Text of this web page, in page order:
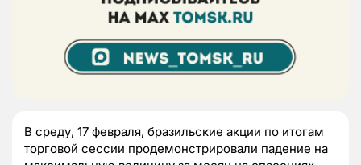
В среду, 17 февраля, бразильские акции по итогам
торговой сессии продемонстрировали падение на